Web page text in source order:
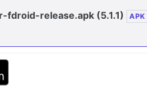
fdroid-release.apk (5.1.1) APK